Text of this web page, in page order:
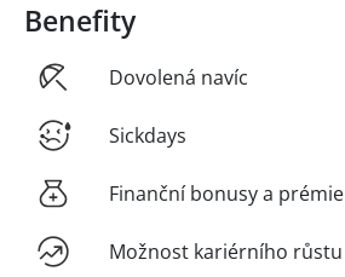
Benefity
Dovolená navíc
Sickdays
Finanční bonusy a prémie
Možnost kariérního růstu